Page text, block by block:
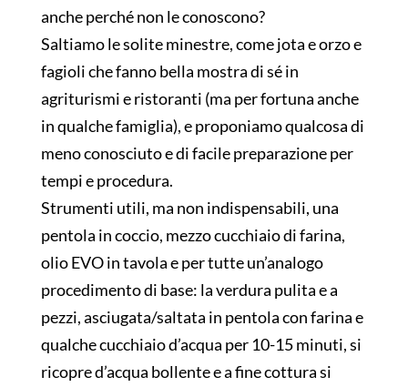
anche perché non le conoscono?
Saltiamo le solite minestre, come jota e orzo e
fagioli che fanno bella mostra di sé in
agriturismi e ristoranti (ma per fortuna anche
in qualche famiglia), e proponiamo qualcosa di
meno conosciuto e di facile preparazione per
tempi e procedura.
Strumenti utili, ma non indispensabili, una
pentola in coccio, mezzo cucchiaio di farina,
olio EVO in tavola e per tutte un’analogo
procedimento di base: la verdura pulita e a
pezzi, asciugata/saltata in pentola con farina e
qualche cucchiaio d’acqua per 10-15 minuti, si
ricopre d’acqua bollente e a fine cottura si